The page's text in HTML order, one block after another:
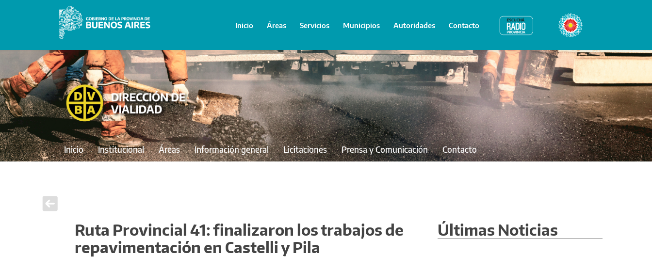
Inicio Áreas Servicios Municipios Autoridades Contacto Radio Provincia Bicentenario
Inicio Institucional Áreas Información general Licitaciones Prensa y Comunicación Contacto
Ruta Provincial 41: finalizaron los trabajos de
repavimentación en Castelli y Pila
Últimas Noticias